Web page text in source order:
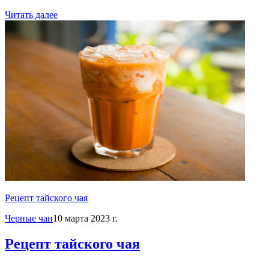
Читать далее
Рецепт тайского чая
Черные чаи10 марта 2023 г.
Рецепт тайского чая